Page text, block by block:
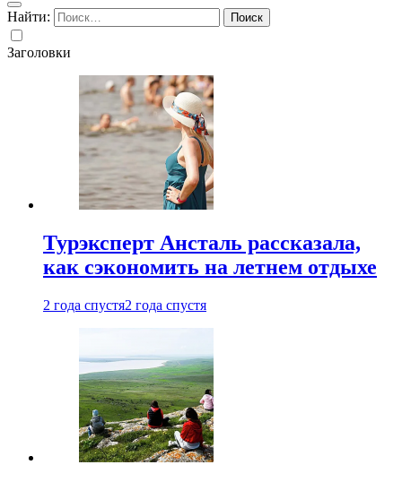
Найти:
Заголовки
Турэксперт Ансталь рассказала,
как сэкономить на летнем отдыхе
2 года спустя2 года спустя